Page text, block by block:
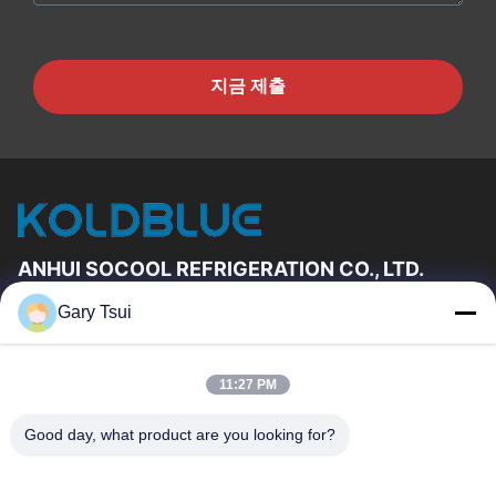
지금 제출
ANHUI SOCOOL REFRIGERATION CO., LTD.
빠른 링크
우리에 대하여
공장 여행
품질 관리
Gary Tsui
11:27 PM
Good day, what product are you looking for?